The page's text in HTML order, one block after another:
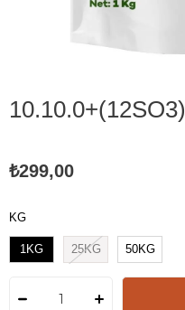
10.10.0+(12SO3)
₺299,00
KG
1KG 25KG 50KG